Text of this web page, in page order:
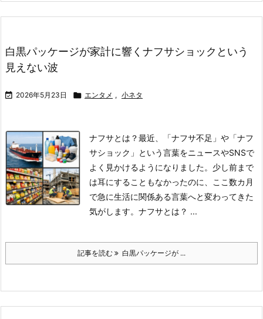
白黒パッケージが家計に響くナフサショックという
見えない波
 2026年5月23日  エンタメ , 小ネタ
ナフサとは？最近、「ナフサ不足」や「ナフ
サショック」という言葉をニュースやSNSで
よく見かけるようになりました。少し前まで
は耳にすることもなかったのに、ここ数カ月
で急に生活に関係ある言葉へと変わってきた
気がします。 ナフサとは？ ...
記事を読む 白黒パッケージが ...